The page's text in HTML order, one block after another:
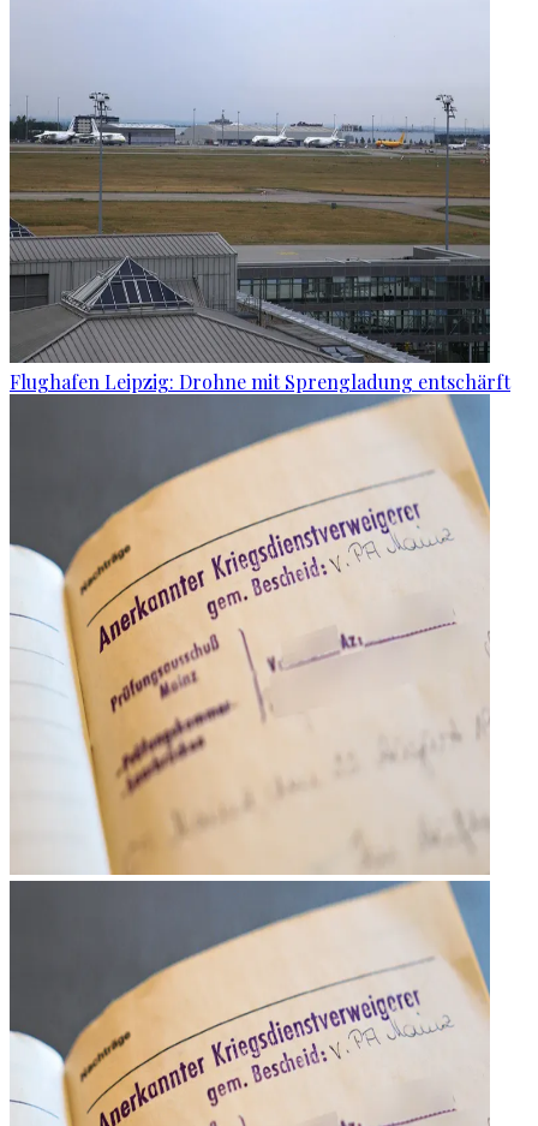
Flughafen Leipzig: Drohne mit Sprengladung entschärft